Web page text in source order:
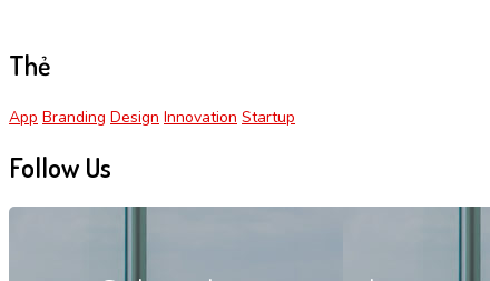
Thẻ
App Branding Design Innovation Startup
Follow Us